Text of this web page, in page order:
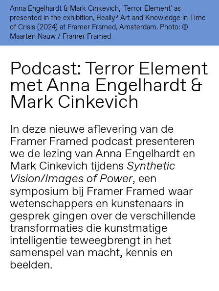
Anna Engelhardt & Mark Cinkevich, 'Terror Element' as
presented in the exhibition, Really? Art and Knowledge in Time
of Crisis (2024) at Framer Framed, Amsterdam. Photo: ©
Maarten Nauw / Framer Framed
Podcast: Terror Element
met Anna Engelhardt &
Mark Cinkevich
In deze nieuwe aflevering van de
Framer Framed podcast presenteren
we de lezing van Anna Engelhardt en
Mark Cinkevich tijdens Synthetic
Vision/Images of Power, een
symposium bij Framer Framed waar
wetenschappers en kunstenaars in
gesprek gingen over de verschillende
transformaties die kunstmatige
intelligentie teweegbrengt in het
samenspel van macht, kennis en
beelden.